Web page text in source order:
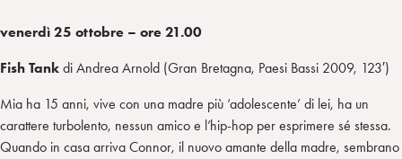
venerdì 25 ottobre – ore 21.00
Fish Tank di Andrea Arnold (Gran Bretagna, Paesi Bassi 2009, 123′)
Mia ha 15 anni, vive con una madre più ‘adolescente’ di lei, ha un
carattere turbolento, nessun amico e l’hip-hop per esprimere sé stessa.
Quando in casa arriva Connor, il nuovo amante della madre, sembrano